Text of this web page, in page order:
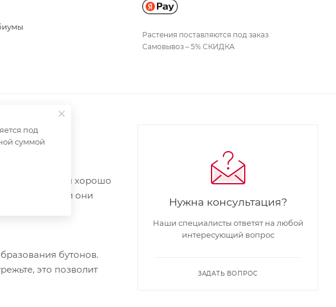
Растения поставляются под заказ
Самовывоз – 5% СКИДКА
ваша орхидея хорошо
орхидный они
бутонов.
это позволит
Нужна консультация?
Наши специалисты ответят на любой
интересующий вопрос
ЗАДАТЬ ВОПРОС
под
суммой